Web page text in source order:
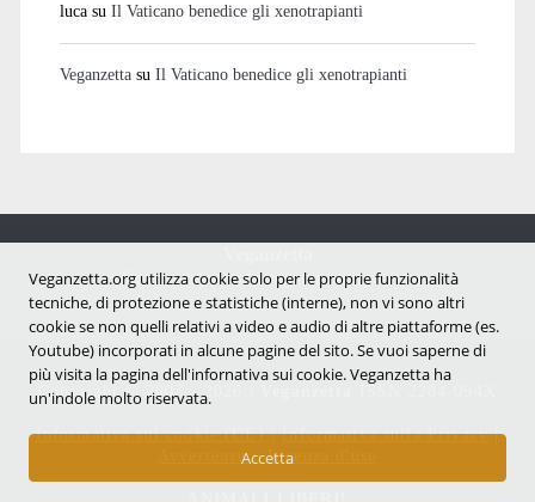
lucasu Il Vaticano benedice gli xenotrapianti
Veganzettasu Il Vaticano benedice gli xenotrapianti
Notizie dal mondo vegan e antispecista
Copyright © 2007 - 2026 |
Informativa sui cookie (UE)|Informativa sulla Privacy|
Avvertenze e Licenza d'uso
Veganzetta.org utilizza cookie solo per le proprie funzionalità
tecniche, di protezione e statistiche (interne), non vi sono altri
cookie se non quelli relativi a video e audio di altre piattaforme (es.
Youtube) incorporati in alcune pagine del sito. Se vuoi saperne di
più visita la pagina dell'infornativa sui cookie. Veganzetta ha
un'indole molto riservata.
Accetta